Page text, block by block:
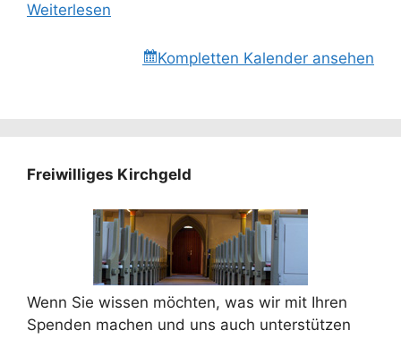
Weiterlesen
Kompletten Kalender ansehen
Freiwilliges Kirchgeld
Wenn Sie wissen möchten, was wir mit Ihren
Spenden machen und uns auch unterstützen